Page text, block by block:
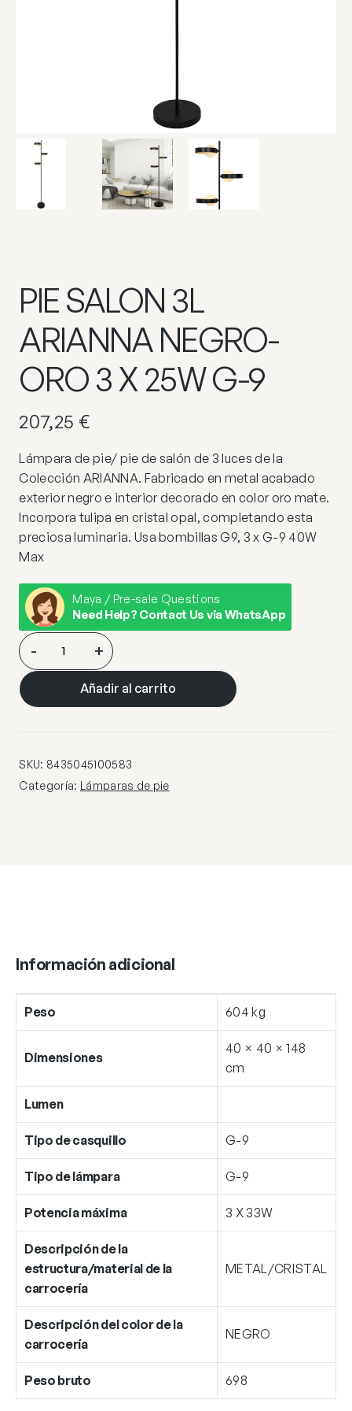
PIE SALON 3L
ARIANNA NEGRO-
ORO 3 X 25W G-9
207,25 €
Lámpara de pie/ pie de salón de 3 luces de la
Colección ARIANNA. Fabricado en metal acabado
exterior negro e interior decorado en color oro mate.
Incorpora tulipa en cristal opal, completando esta
preciosa luminaria. Usa bombillas G9, 3 x G-9 40W
Max
Maya / Pre-sale Questions
Need Help? Contact Us via WhatsApp
PIE
SALON
3L
ARIANNA
3
X
- +
Añadir al carrito
SKU: 8435045100583
Categoría: Lámparas de pie
Información adicional
Peso 604 kg
Dimensiones
40 × 40 × 148
cm
Lumen
Tipo de casquillo G-9
Tipo de lámpara G-9
Potencia máxima 3 X 33W
Descripción de la
estructura/material de la
carrocería
METAL/CRISTAL
Descripción del color de la
carrocería
NEGRO
Peso bruto 698